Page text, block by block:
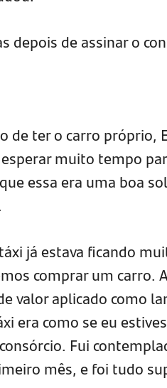
depois de assinar o
de ter o carro próprio,
muito tempo
essa era uma boa
já estava ficando
comprar um carro.
valor aplicado como
era como se eu
Fui
mês, e foi tudo